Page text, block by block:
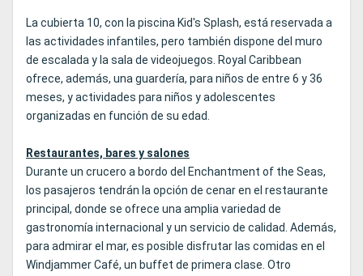
La cubierta 10, con la piscina Kid's Splash, está reservada a
las actividades infantiles, pero también dispone del muro
de escalada y la sala de videojuegos. Royal Caribbean
ofrece, además, una guardería, para niños de entre 6 y 36
meses, y actividades para niños y adolescentes
organizadas en función de su edad.
Restaurantes, bares y salones
Durante un crucero a bordo del Enchantment of the Seas,
los pasajeros tendrán la opción de cenar en el restaurante
principal, donde se ofrece una amplia variedad de
gastronomía internacional y un servicio de calidad. Además,
para admirar el mar, es posible disfrutar las comidas en el
Windjammer Café, un buffet de primera clase. Otro